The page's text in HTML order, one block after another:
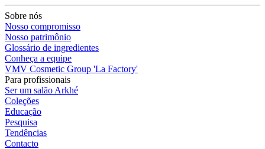
Sobre nós
Nosso compromisso
Nosso patrimônio
Glossário de ingredientes
Conheça a equipe
VMV Cosmetic Group 'La Factory'
Para profissionais
Ser um salão Arkhé
Coleções
Educação
Pesquisa
Tendências
Contacto